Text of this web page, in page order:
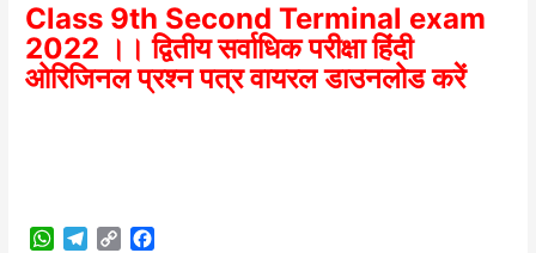
Class 9th Second Terminal exam
2022 ।। द्वितीय सर्वाधिक परीक्षा हिंदी
ओरिजिनल प्रश्न पत्र वायरल डाउनलोड करें
W
C